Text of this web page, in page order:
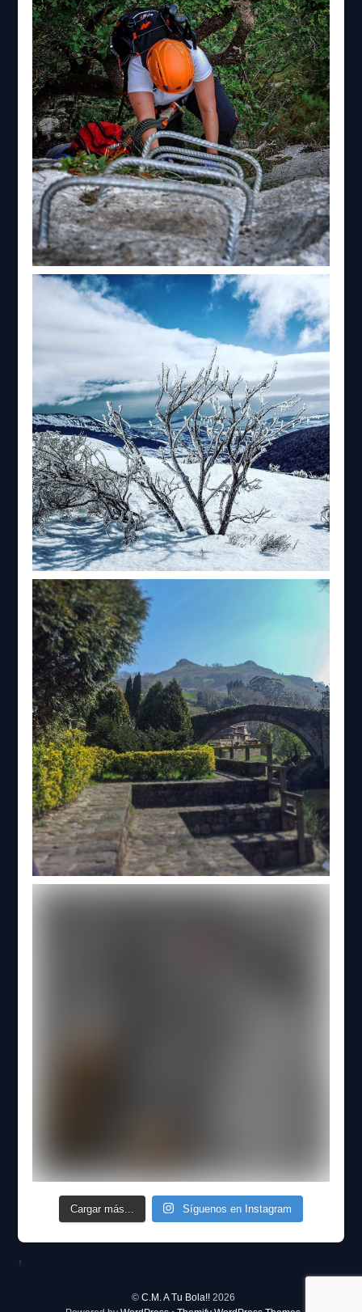
Cargar más... Síguenos en Instagram
↑
© C.M. A Tu Bola!!2026